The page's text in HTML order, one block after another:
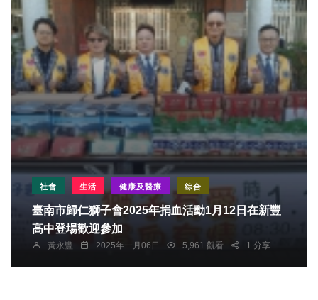
社會 生活 健康及醫療 綜合
臺南市歸仁獅子會2025年捐血活動1月12日在新豐
高中登場歡迎參加
黃永豐 2025年一月06日 5,961 觀看 1 分享